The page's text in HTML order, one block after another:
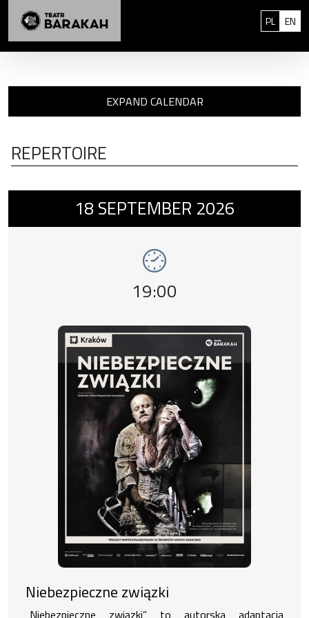
Skip to content
PL Polski
EN
EXPAND CALENDAR
REPERTOIRE
Event number 1: Niebezpieczne związki ,
18 SEPTEMBER 2026
Event time,
19:00
Niebezpieczne związki
„Niebezpieczne związki” to autorska adaptacja